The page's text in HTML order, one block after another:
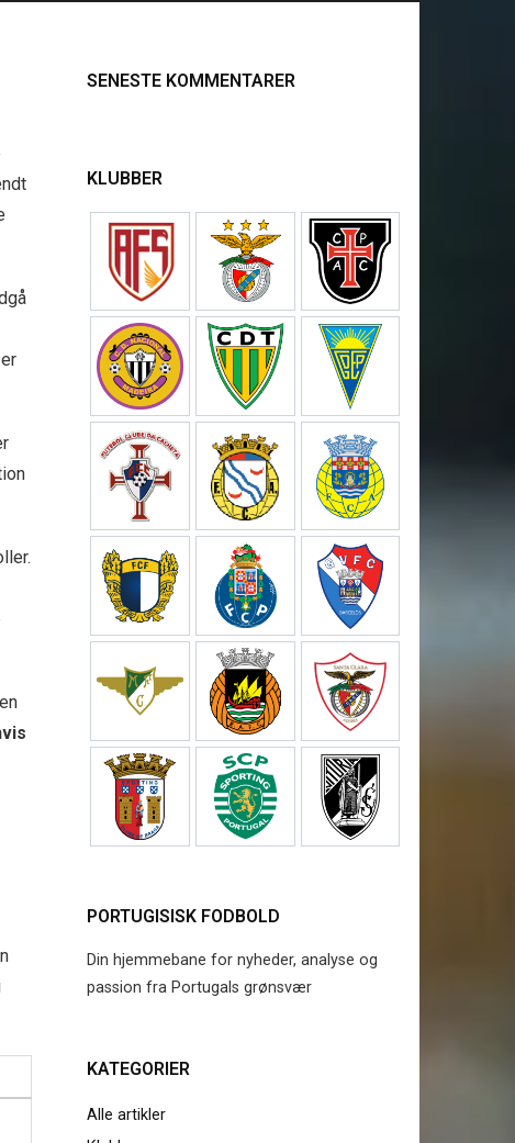
SENESTE KOMMENTARER
KLUBBER
PORTUGISISK FODBOLD
Din hjemmebane for nyheder, analyse og
passion fra Portugals grønsvær
KATEGORIER
Alle artikler